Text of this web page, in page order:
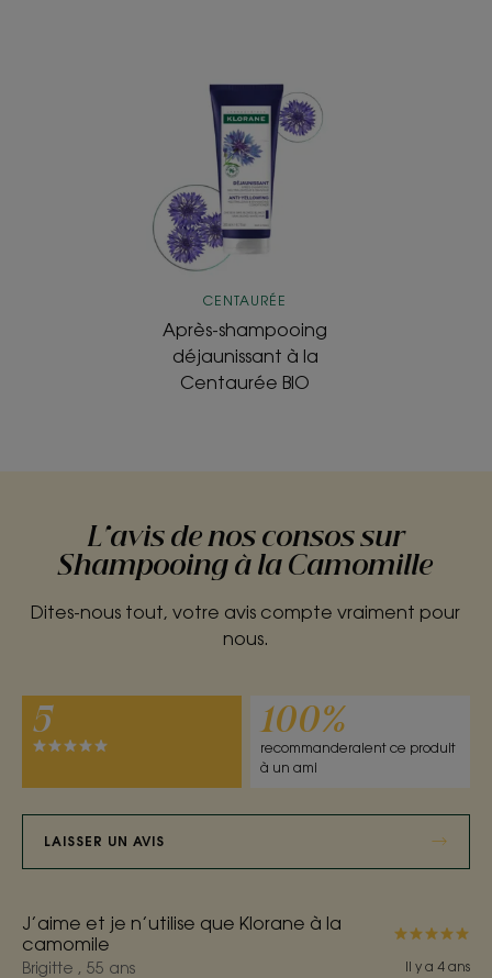
shampooing
déjaunissant
à
la
Centaurée
BIO
CENTAURÉE
Après-shampooing
déjaunissant à la
Centaurée BIO
L'avis de nos consos sur
Shampooing à la Camomille
Dites-nous tout, votre avis compte vraiment pour
nous.
5 100%
recommanderaient ce produit
à un ami
LAISSER UN AVIS
J’aime et je n’utilise que Klorane à la
camomile
Brigitte , 55 ans Il y a 4 ans